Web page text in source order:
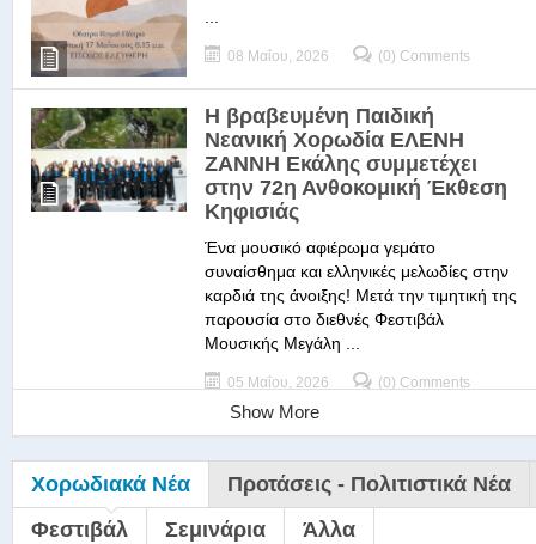
08 Μαΐου, 2026 (0) Comments
Η βραβευμένη Παιδική
Νεανική Χορωδία ΕΛΕΝΗ
ΖΑΝΝΗ Εκάλης συμμετέχει
στην 72η Ανθοκομική Έκθεση
Κηφισιάς
Ένα μουσικό αφιέρωμα γεμάτο
συναίσθημα και ελληνικές μελωδίες στην
καρδιά της άνοιξης! Μετά την τιμητική της
παρουσία στο διεθνές Φεστιβάλ
Μουσικής Μεγάλη ...
05 Μαΐου, 2026 (0) Comments
Show More
Χορωδιακά Νέα
Προτάσεις - Πολιτιστικά Νέα
Φεστιβάλ
Σεμινάρια Άλλα